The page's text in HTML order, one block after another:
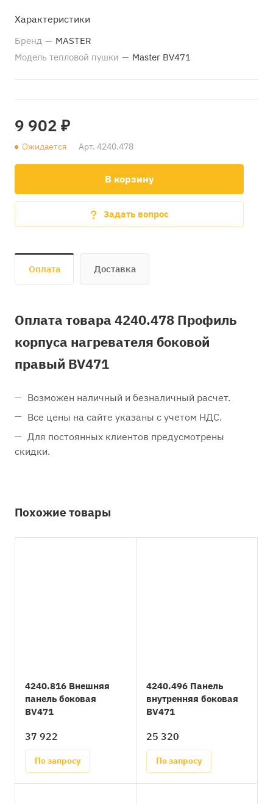
Характеристики
Бренд — MASTER
Модель тепловой пушки — Master BV471
9 902 ₽
Ожидается Арт. 4240.478
В корзину
Задать вопрос
Оплата Доставка
Оплата товара 4240.478 Профиль
корпуса нагревателя боковой
правый BV471
Возможен наличный и безналичный расчет.
Все цены на сайте указаны с учетом НДС.
Для постоянных клиентов предусмотрены
скидки.
Похожие товары
4240.816 Внешняя
панель боковая
BV471
37 922
По запросу
4240.496 Панель
внутренняя боковая
BV471
25 320
По запросу